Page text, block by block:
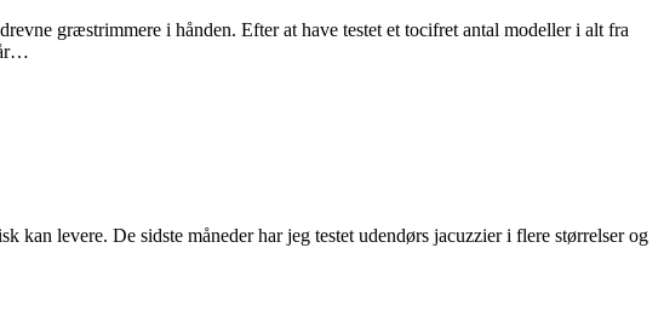
græstrimmere i hånden. Efter at have testet et tocifret antal modeller i alt fra
levere. De sidste måneder har jeg testet udendørs jacuzzier i flere størrelser og